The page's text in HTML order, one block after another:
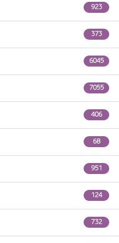
923
373
6045
7055
406
68
951
124
732